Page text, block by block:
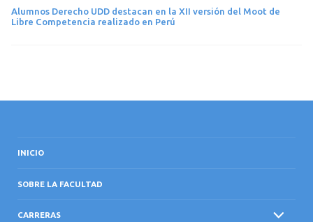
Alumnos Derecho UDD destacan en la XII versión del Moot de
Libre Competencia realizado en Perú
INICIO
SOBRE LA FACULTAD
CARRERAS